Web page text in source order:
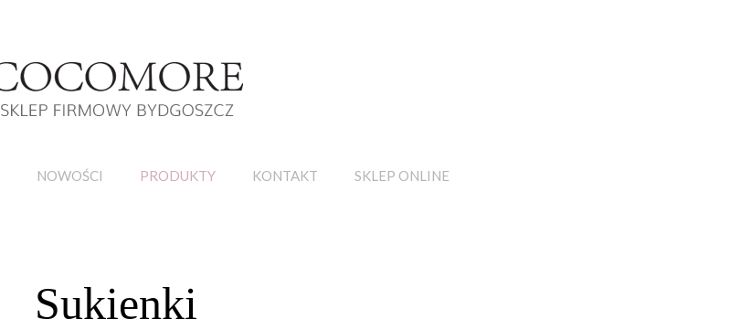
NOWOŚCI PRODUKTY KONTAKT SKLEP ONLINE
Sukienki